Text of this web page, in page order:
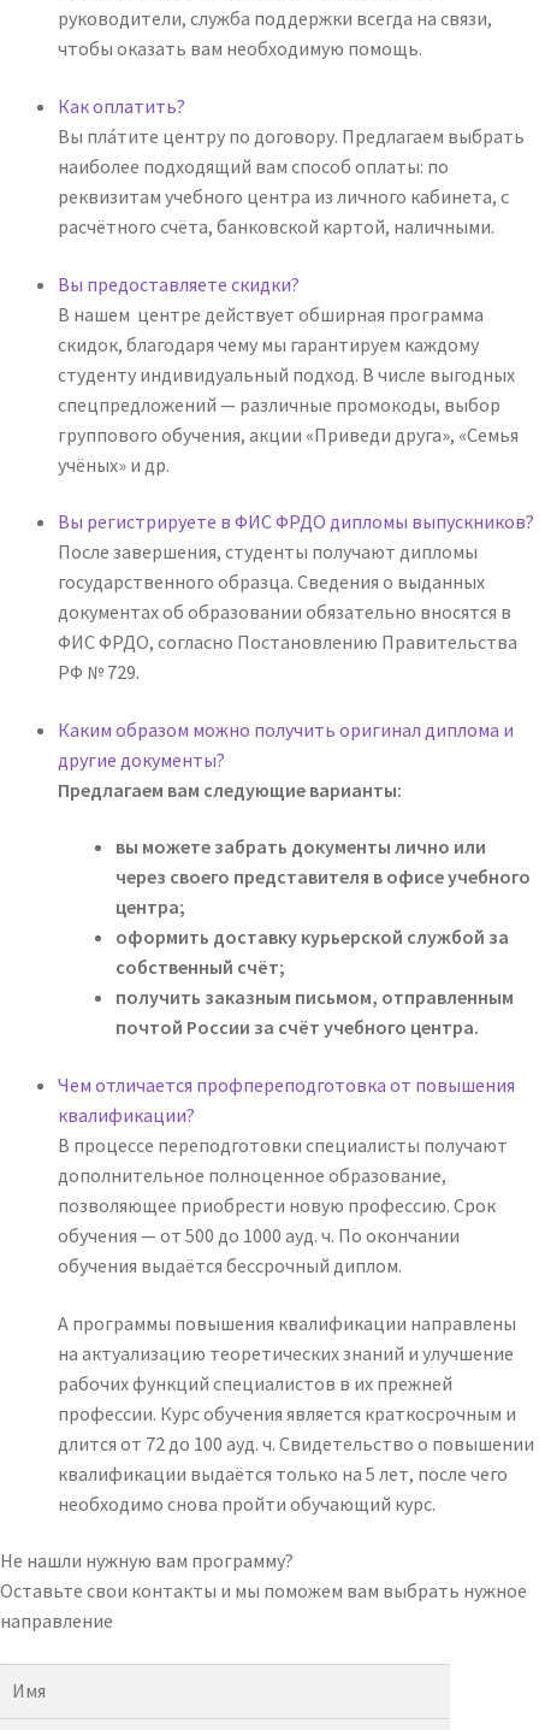
руководители, служба поддержки всегда на связи,
чтобы оказать вам необходимую помощь.
Как оплатить?
Вы плáтите центру по договору. Предлагаем выбрать
наиболее подходящий вам способ оплаты: по
реквизитам учебного центра из личного кабинета, с
расчётного счёта, банковской картой, наличными.
Вы предоставляете скидки?
В нашем центре действует обширная программа
скидок, благодаря чему мы гарантируем каждому
студенту индивидуальный подход. В числе выгодных
спецпредложений — различные промокоды, выбор
группового обучения, акции «Приведи друга», «Семья
учёных» и др.
Вы регистрируете в ФИС ФРДО дипломы выпускников?
После завершения, студенты получают дипломы
государственного образца. Сведения о выданных
документах об образовании обязательно вносятся в
ФИС ФРДО, согласно Постановлению Правительства
РФ № 729.
Каким образом можно получить оригинал диплома и
другие документы?
Предлагаем вам следующие варианты:
вы можете забрать документы лично или
через своего представителя в офисе учебного
центра;
оформить доставку курьерской службой за
собственный счёт;
получить заказным письмом, отправленным
почтой России за счёт учебного центра.
Чем отличается профпереподготовка от повышения
квалификации?
В процессе переподготовки специалисты получают
дополнительное полноценное образование,
позволяющее приобрести новую профессию. Срок
обучения — от 500 до 1000 ауд. ч. По окончании
обучения выдаётся бессрочный диплом.
А программы повышения квалификации направлены
на актуализацию теоретических знаний и улучшение
рабочих функций специалистов в их прежней
профессии. Курс обучения является краткосрочным и
длится от 72 до 100 ауд. ч. Свидетельство о повышении
квалификации выдаётся только на 5 лет, после чего
необходимо снова пройти обучающий курс.
Не нашли нужную вам программу?
Оставьте свои контакты и мы поможем вам выбрать нужное
направление